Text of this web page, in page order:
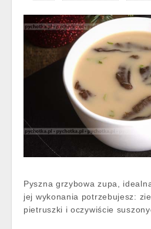
Pyszna grzybowa zupa,
jej wykonania potrzebujesz:
pietruszki i oczywiście